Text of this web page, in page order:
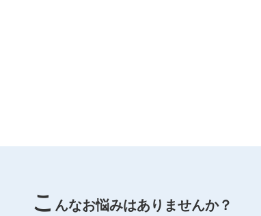
こ んなお悩みはありませんか？